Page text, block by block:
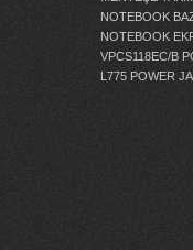
NOTEBOOK
NOTEBOOK
VPCS118EC/B
L775 POWER